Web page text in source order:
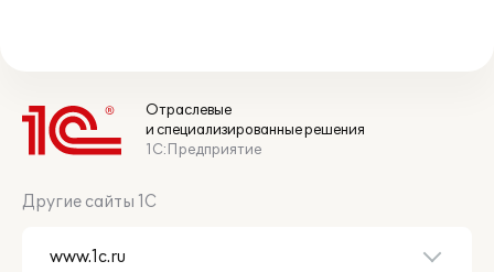
Отраслевые
и специализированные решения
1С:Предприятие
Другие сайты 1С